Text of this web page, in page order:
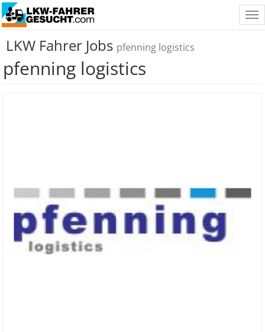
LKW Fahrer Jobs pfenning logistics
pfenning logistics